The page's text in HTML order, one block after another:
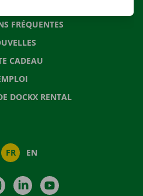
FRÉQUENTES
CADEAU
DOCKX RENTAL
FR EN
InstagramLinkedIn